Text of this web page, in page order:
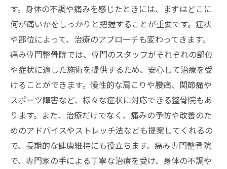
す。身体の不調や痛みを感じたときには、まずはどこに
何が痛いかをしっかりと把握することが重要です。症状
や部位によって、治療のアプローチも変わってきます。
痛み専門整骨院では、専門のスタッフがそれぞれの部位
や症状に適した施術を提供するため、安心して治療を受
けることができます。慢性的な肩こりや腰痛、関節痛や
スポーツ障害など、様々な症状に対応できる整骨院もあ
ります。また、治療だけでなく、痛みの予防や改善のた
めのアドバイスやストレッチ法なども提案してくれるの
で、長期的な健康維持にも役立ちます。痛み専門整骨院
で、専門家の手による丁寧な治療を受け、身体の不調や